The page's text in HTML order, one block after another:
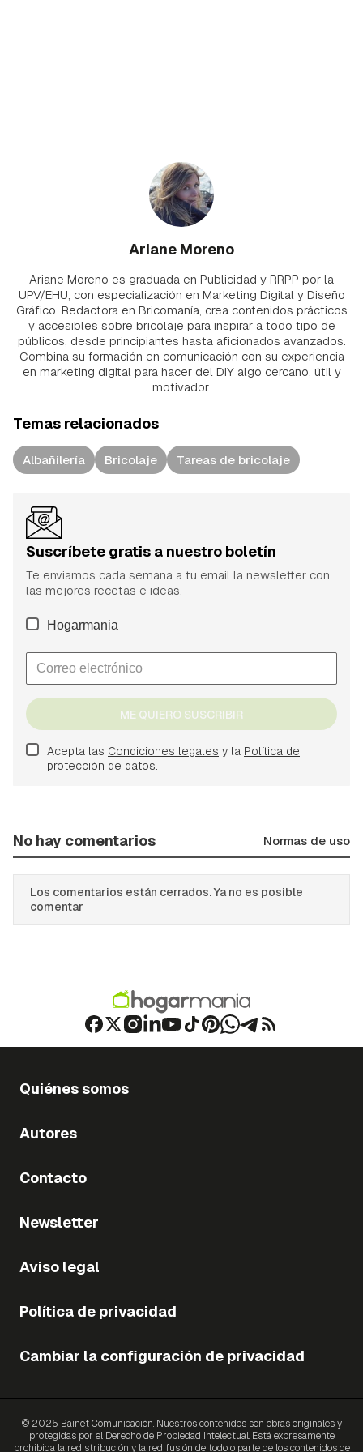
Ariane Moreno
Ariane Moreno es graduada en Publicidad y RRPP por la
UPV/EHU, con especialización en Marketing Digital y Diseño
Gráfico. Redactora en Bricomanía, crea contenidos prácticos
y accesibles sobre bricolaje para inspirar a todo tipo de
públicos, desde principiantes hasta aficionados avanzados.
Combina su formación en comunicación con su experiencia
en marketing digital para hacer del DIY algo cercano, útil y
motivador.
Temas relacionados
Albañilería Bricolaje Tareas de bricolaje
Suscríbete gratis a nuestro boletín
Te enviamos cada semana a tu email la newsletter con
las mejores recetas e ideas.
Hogarmania
ME QUIERO SUSCRIBIR
Acepta las Condiciones legales y la Política de
protección de datos.
No hay comentarios Normas de uso
Los comentarios están cerrados. Ya no es posible
comentar
Quiénes somos
Autores
Contacto
Newsletter
Aviso legal
Política de privacidad
Cambiar la configuración de privacidad
© 2025 Bainet Comunicación. Nuestros contenidos son obras originales y
protegidas por el Derecho de Propiedad Intelectual. Está expresamente
prohibida la redistribución y la redifusión de todo o parte de los contenidos de